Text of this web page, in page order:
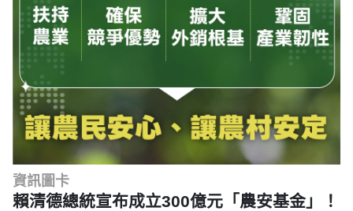
資訊圖卡
賴清德總統宣布成立300億元「農安基金」！